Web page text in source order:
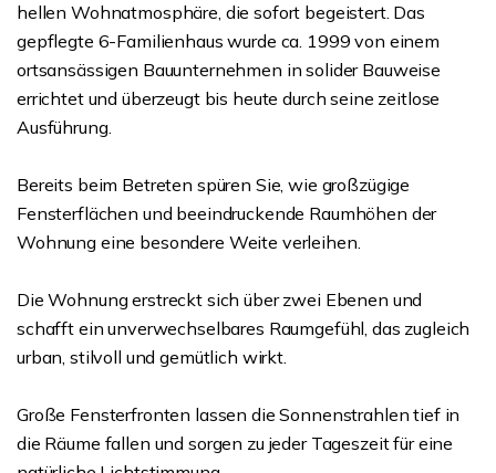
hellen Wohnatmosphäre, die sofort begeistert. Das
gepflegte 6-Familienhaus wurde ca. 1999 von einem
ortsansässigen Bauunternehmen in solider Bauweise
errichtet und überzeugt bis heute durch seine zeitlose
Ausführung.
Bereits beim Betreten spüren Sie, wie großzügige
Fensterflächen und beeindruckende Raumhöhen der
Wohnung eine besondere Weite verleihen.
Die Wohnung erstreckt sich über zwei Ebenen und
schafft ein unverwechselbares Raumgefühl, das zugleich
urban, stilvoll und gemütlich wirkt.
Große Fensterfronten lassen die Sonnenstrahlen tief in
die Räume fallen und sorgen zu jeder Tageszeit für eine